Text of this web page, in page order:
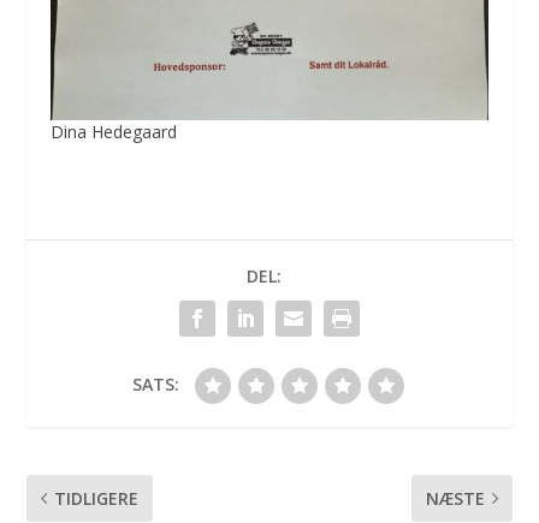
Dina Hedegaard
DEL:
SATS:
TIDLIGERE NÆSTE